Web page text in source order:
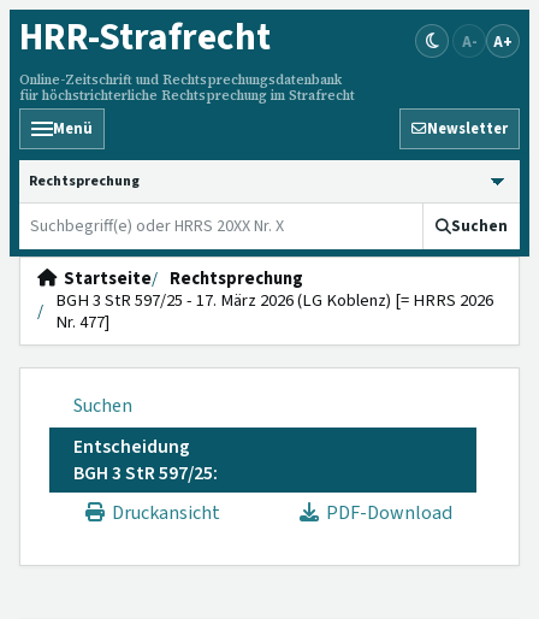
HRR-Strafrecht
Online-Zeitschrift und Rechtsprechungsdatenbank
für höchstrichterliche Rechtsprechung im Strafrecht
A- A+
Menü Newsletter
HRRS durchsuchen
Suchen
Startseite
Rechtsprechung
BGH 3 StR 597/25 - 17. März 2026 (LG Koblenz) [= HRRS 2026
Nr. 477]
Suchen
Entscheidung
BGH 3 StR 597/25:
Druckansicht
PDF-Download